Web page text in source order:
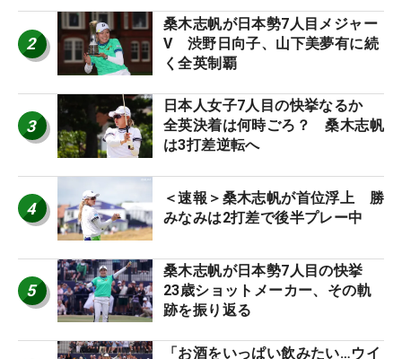
2
桑木志帆が日本勢7人目メジャー
V 渋野日向子、山下美夢有に続
く全英制覇
3
日本人女子7人目の快挙なるか
全英決着は何時ごろ？ 桑木志帆
は3打差逆転へ
4
＜速報＞桑木志帆が首位浮上 勝
みなみは2打差で後半プレー中
5
桑木志帆が日本勢7人目の快挙
23歳ショットメーカー、その軌
跡を振り返る
「お酒をいっぱい飲みたい…ウイ